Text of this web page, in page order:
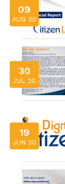
09
AUG 20
30
JUL 20
19
JUN 20